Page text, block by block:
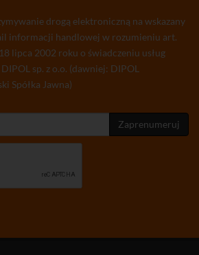
drogą elektroniczną na wskazany
informacji handlowej w rozumieniu art.
lipca 2002 roku o świadczeniu usług
sp. z o.o. (dawniej: DIPOL
Spółka Jawna)
Zaprenumeruj